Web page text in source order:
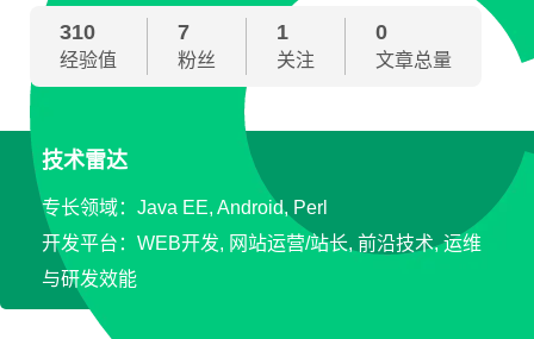
310
经验值
7
粉丝
1
关注
0
文章总量
技术雷达
专长领域：Java EE, Android, Perl
开发平台：WEB开发, 网站运营/站长, 前沿技术, 运维
与研发效能